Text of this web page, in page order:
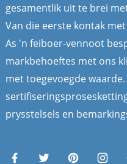
gesamentlik uit te brei
Van die eerste kontak
As 'n feiboer-vennoot
markbehoeftes met ons
met toegevoegde waarde.
prysstelsels en